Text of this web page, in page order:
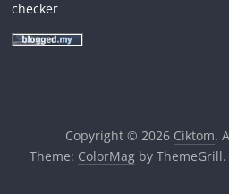
Copyright © 2026 Ciktom.
Theme: ColorMagby ThemeGrill.